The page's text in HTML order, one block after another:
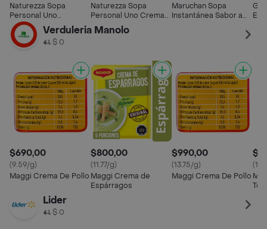
Naturezza Sopa
Personal Uno
Consomé Pollo
Naturezza Sopa
Personal Uno Crema
Espárragos
Maruchan Sopa
Instantánea Sabor a
Verduleria Manolo
$ 0
$690,00
(9.59/g)
Maggi Crema De Pollo
$800,00
(11.77/g)
Maggi Crema de
Espárragos
$990,00
(13.75/g)
Maggi Crema De Pollo
Lider
$ 0